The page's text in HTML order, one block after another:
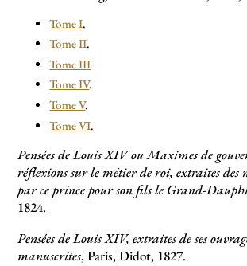
Tome I.
Tome II.
Tome III
Tome IV.
Tome V.
Tome VI.
Pensées de Louis XIV ou Maximes de
réflexions sur le métier de roi, extraites des
par ce prince pour son fils le Grand-
1824.
Pensées de Louis XIV, extraites de ses
manuscrites, Paris, Didot, 1827.